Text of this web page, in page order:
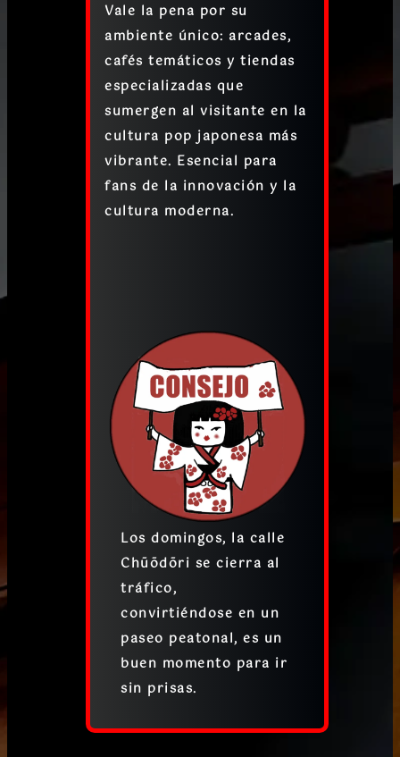
Vale la pena por su
ambiente único: arcades,
cafés temáticos y tiendas
especializadas que
sumergen al visitante en la
cultura pop japonesa más
vibrante. Esencial para
fans de la innovación y la
cultura moderna.
Los domingos, la calle
Chūōdōri se cierra al
tráfico,
convirtiéndose en un
paseo peatonal, es un
buen momento para ir
sin prisas.